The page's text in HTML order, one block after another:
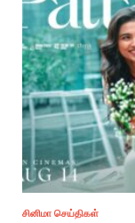
சினிமா செய்திகள்